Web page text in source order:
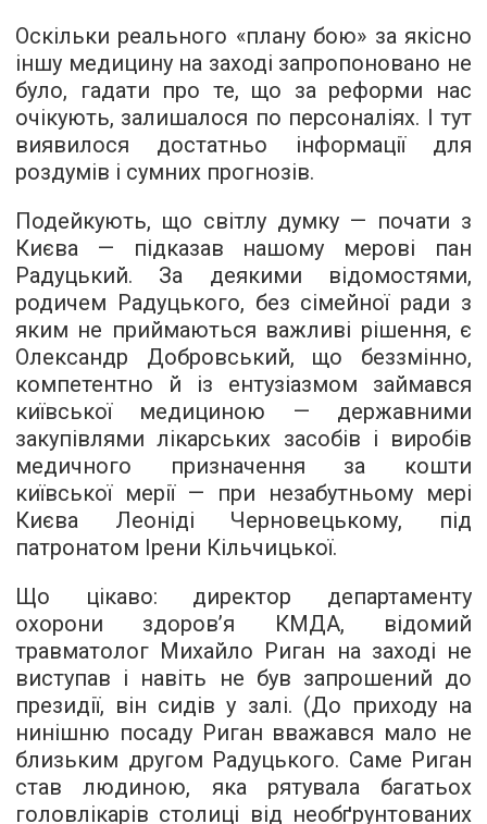
Оскільки реального «плану бою» за якісно
іншу медицину на заході запропоновано не
було, гадати про те, що за реформи нас
очікують, залишалося по персоналіях. І тут
виявилося достатньо інформації для
роздумів і сумних прогнозів.
Подейкують, що світлу думку — почати з
Києва — підказав нашому мерові пан
Радуцький. За деякими відомостями,
родичем Радуцького, без сімейної ради з
яким не приймаються важливі рішення, є
Олександр Добровський, що беззмінно,
компетентно й із ентузіазмом займався
київської медициною — державними
закупівлями лікарських засобів і виробів
медичного призначення за кошти
київської мерії — при незабутньому мері
Києва Леоніді Черновецькому, під
патронатом Ірени Кільчицької.
Що цікаво: директор департаменту
охорони здоров’я КМДА, відомий
травматолог Михайло Риган на заході не
виступав і навіть не був запрошений до
президії, він сидів у залі. (До приходу на
нинішню посаду Риган вважався мало не
близьким другом Радуцького. Саме Риган
став людиною, яка рятувала багатьох
головлікарів столиці від необґрунтованих